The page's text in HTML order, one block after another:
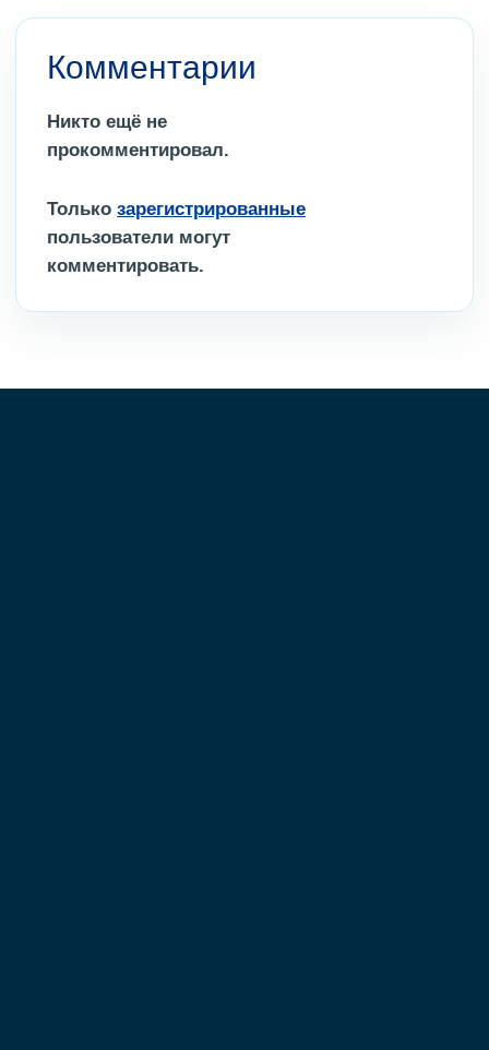
Комментарии
Никто ещё не
прокомментировал.
Только зарегистрированные
пользователи могут
комментировать.